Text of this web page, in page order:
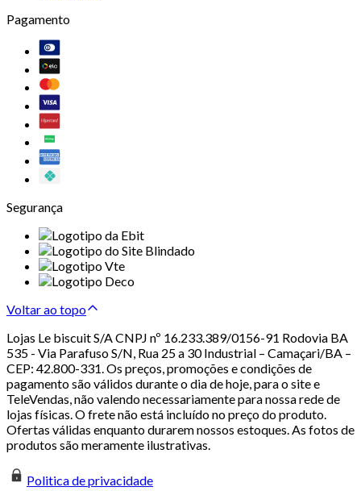
Pagamento
Segurança
Voltar ao topo
Lojas Le biscuit S/A CNPJ nº 16.233.389/0156-91 Rodovia BA
535 - Via Parafuso S/N, Rua 25 a 30 Industrial – Camaçari/BA –
CEP: 42.800-331. Os preços, promoções e condições de
pagamento são válidos durante o dia de hoje, para o site e
TeleVendas, não valendo necessariamente para nossa rede de
lojas físicas. O frete não está incluído no preço do produto.
Ofertas válidas enquanto durarem nossos estoques. As fotos de
produtos são meramente ilustrativas.
Politica de privacidade